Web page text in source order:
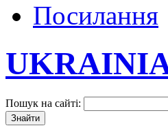
Посилання
Пошук на сайті: